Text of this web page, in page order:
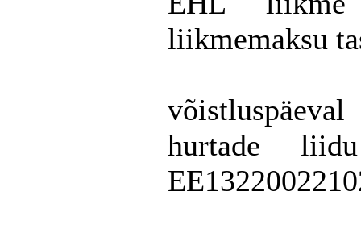
liikmemaksu
võistluspäeval
hurtade liidu